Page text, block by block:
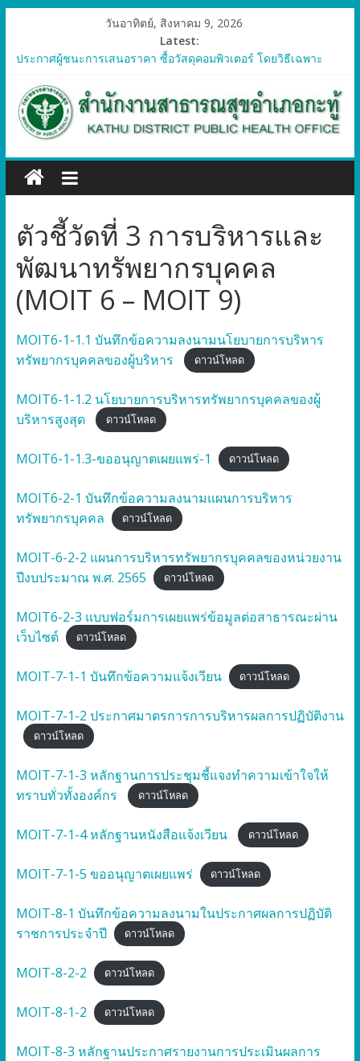
วันอาทิตย์, สิงหาคม 9, 2026
Latest:
ประกาศผู้ชนะการเสนอราคา ซื้อวัสดุคอมพิวเตอร์ โดยวิธีเฉพาะ
ประกาศผู้ชนะการเสนอราคา จัดซื้อวัสดุทางการแพทย์สำหรับ
โครงการป้องกันควบคุมโรคติดต่อและภัยสุขภาพในแรงงานต่างด้าว
อำเภอกะทู้ ปี 2569
เจาะจง
ประกาศผู้ชนะการเสนอรา ซื้อวัสดุงานบ้านงานครัว โดยวิธีเฉพาะ
เจาะจง
ประกาศผู้ชนะการเสนอราคา ซื้อวัสดุสำนักงาน โดยวิธีเฉพาะ
เจาะจง
ตัวชี้วัดที่ 3 การบริหารและ
พัฒนาทรัพยากรบุคคล
(MOIT 6 – MOIT 9)
MOIT6-1-1.1 บันทึกข้อความลงนามนโยบายการบริหาร
ทรัพยากรบุคคลของผู้บริหาร
ดาวน์โหลด
MOIT6-1-1.2 นโยบายการบริหารทรัพยากรบุคคลของผู้
บริหารสูงสุด
ดาวน์โหลด
MOIT6-1-1.3-ขออนุญาตเผยแพร่-1 ดาวน์โหลด
MOIT6-2-1 บันทึกข้อความลงนามแผนการบริหาร
ทรัพยากรบุคคล
ดาวน์โหลด
MOIT-6-2-2 แผนการบริหารทรัพยากรบุคคลของหน่วยงาน
ปีงบประมาณ พ.ศ. 2565
ดาวน์โหลด
MOIT6-2-3 แบบฟอร์มการเผยแพร่ข้อมูลต่อสาธารณะผ่าน
เว็บไซต์
ดาวน์โหลด
MOIT-7-1-1 บันทึกข้อความแจ้งเวียน ดาวน์โหลด
MOIT-7-1-2 ประกาศมาตรการการบริหารผลการปฏิบัติงาน
ดาวน์โหลด
MOIT-7-1-3 หลักฐานการประชุมชี้แจงทำความเข้าใจให้
ทราบทั่วทั้งองค์กร
ดาวน์โหลด
MOIT-7-1-4 หลักฐานหนังสือแจ้งเวียน ดาวน์โหลด
MOIT-7-1-5 ขออนุญาตเผยแพร่ ดาวน์โหลด
MOIT-8-1 บันทึกข้อความลงนามในประกาศผลการปฏิบัติ
ราชการประจำปี
ดาวน์โหลด
MOIT-8-2-2 ดาวน์โหลด
MOIT-8-1-2 ดาวน์โหลด
MOIT-8-3 หลักฐานประกาศรายงานการประเมินผลการ